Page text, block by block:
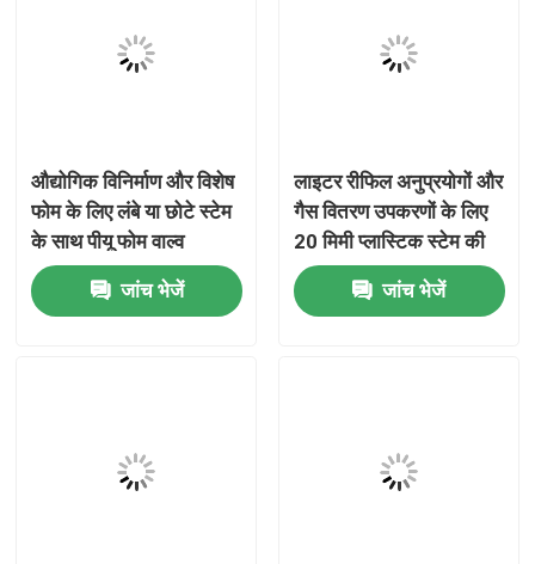
कारखाना भ्रमण
गुणवत्ता नियंत्रण
संपर्क करें
औद्योगिक विनिर्माण और विशेष
फोम के लिए लंबे या छोटे स्टेम
के साथ पीयू फोम वाल्व
जांच भेजें
लाइटर रीफिल अनुप्रयोगों और
गैस वितरण उपकरणों के लिए
20 मिमी प्लास्टिक स्टेम की
विशेषता वाला उच्च अनुकूलता
ब्यूटेन गैस वाल्वजांच भेजें